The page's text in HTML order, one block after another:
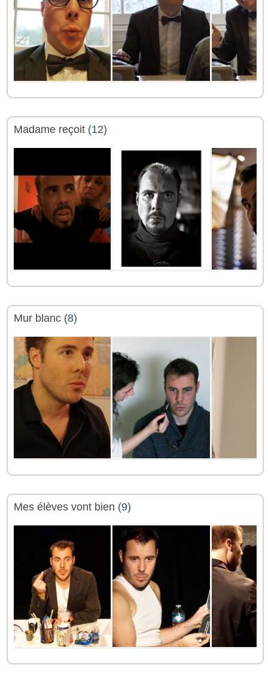
Madame reçoit (12)
Mur blanc (8)
Mes élèves vont bien (9)